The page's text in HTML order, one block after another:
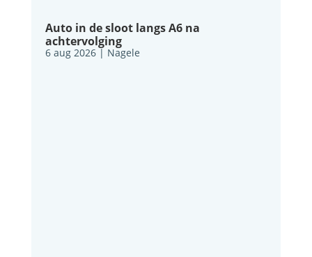
Auto in de sloot langs A6 na
achtervolging
6 aug 2026| Nagele